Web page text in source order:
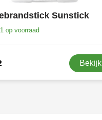
Sunstick
op voorraad
Bekijk